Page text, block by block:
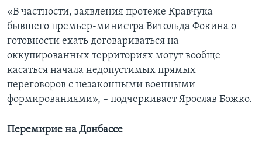
«В частности, заявления протеже Кравчука
бывшего премьер-министра Витольда Фокина о
готовности ехать договариваться на
оккупированных территориях могут вообще
касаться начала недопустимых прямых
переговоров с незаконными военными
формированиями», – подчеркивает Ярослав Божко.
Перемирие на Донбассе